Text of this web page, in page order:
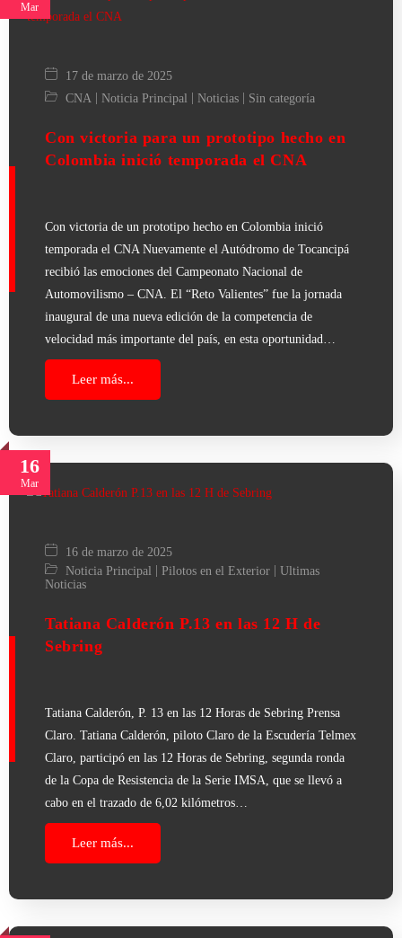
Mar
17 de marzo de 2025
CNA | Noticia Principal | Noticias | Sin categoría
Con victoria para un prototipo hecho en
Colombia inició temporada el CNA
Con victoria de un prototipo hecho en Colombia inició
temporada el CNA Nuevamente el Autódromo de Tocancipá
recibió las emociones del Campeonato Nacional de
Automovilismo – CNA. El “Reto Valientes” fue la jornada
inaugural de una nueva edición de la competencia de
velocidad más importante del país, en esta oportunidad…
Leer más...
16
Mar
16 de marzo de 2025
Noticia Principal
Pilotos en el Exterior
Ultimas
Noticias
Tatiana Calderón P.13 en las 12 H de
Sebring
Tatiana Calderón, P. 13 en las 12 Horas de Sebring Prensa
Claro. Tatiana Calderón, piloto Claro de la Escudería Telmex
Claro, participó en las 12 Horas de Sebring, segunda ronda
de la Copa de Resistencia de la Serie IMSA, que se llevó a
cabo en el trazado de 6,02 kilómetros…
Leer más...